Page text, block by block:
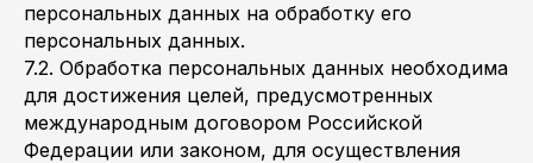
персональных данных на обработку его
персональных данных.
7.2. Обработка персональных данных необходима
для достижения целей, предусмотренных
международным договором Российской
Федерации или законом, для осуществления